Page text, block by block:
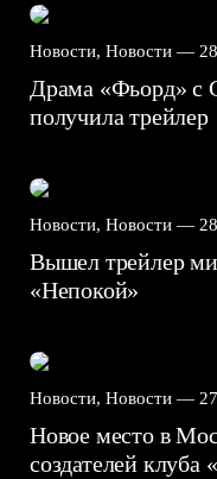
Новости, Новости —
Драма «Фьорд» с
получила трейлер
Новости, Новости —
Вышел трейлер
«Непокой»
Новости, Новости —
Новое место в
создателей клуба